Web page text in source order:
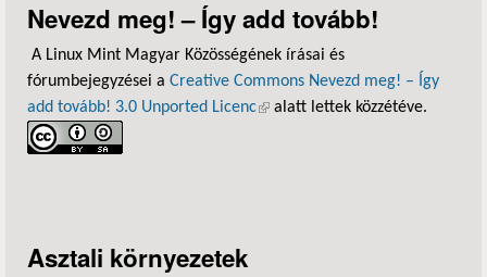
Nevezd meg! – Így add tovább!
A Linux Mint Magyar Közösségének írásai és
fórumbejegyzései a Creative Commons Nevezd meg! – Így
add tovább! 3.0 Unported Licenc(külső hivatkozás)
alatt lettek közzétéve.
Asztali környezetek